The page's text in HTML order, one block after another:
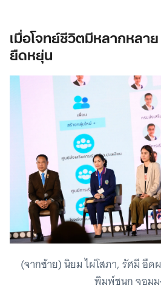
เมื่อโจทย์ชีวิตมีหลากหลา
ยืดหยุ่น
(จากซ้าย) นิยม ไผ่โสภา, รัศมี อืด
พิมพ์ชนก จอม